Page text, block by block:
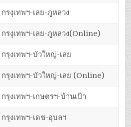
กรงุเทพฯ-เลย-ภูหลวง
กรงุเทพฯ-เลย-ภูหลวง(Online)
กรุงเทพฯ-บัวใหญ่-เลย
กรุงเทพฯ-บัวใหญ่-เลย (Online)
กรุงเทพฯ-เกษตรฯ-บ้านเป้า
กรุงเทพฯ-เดช-อุบลฯ